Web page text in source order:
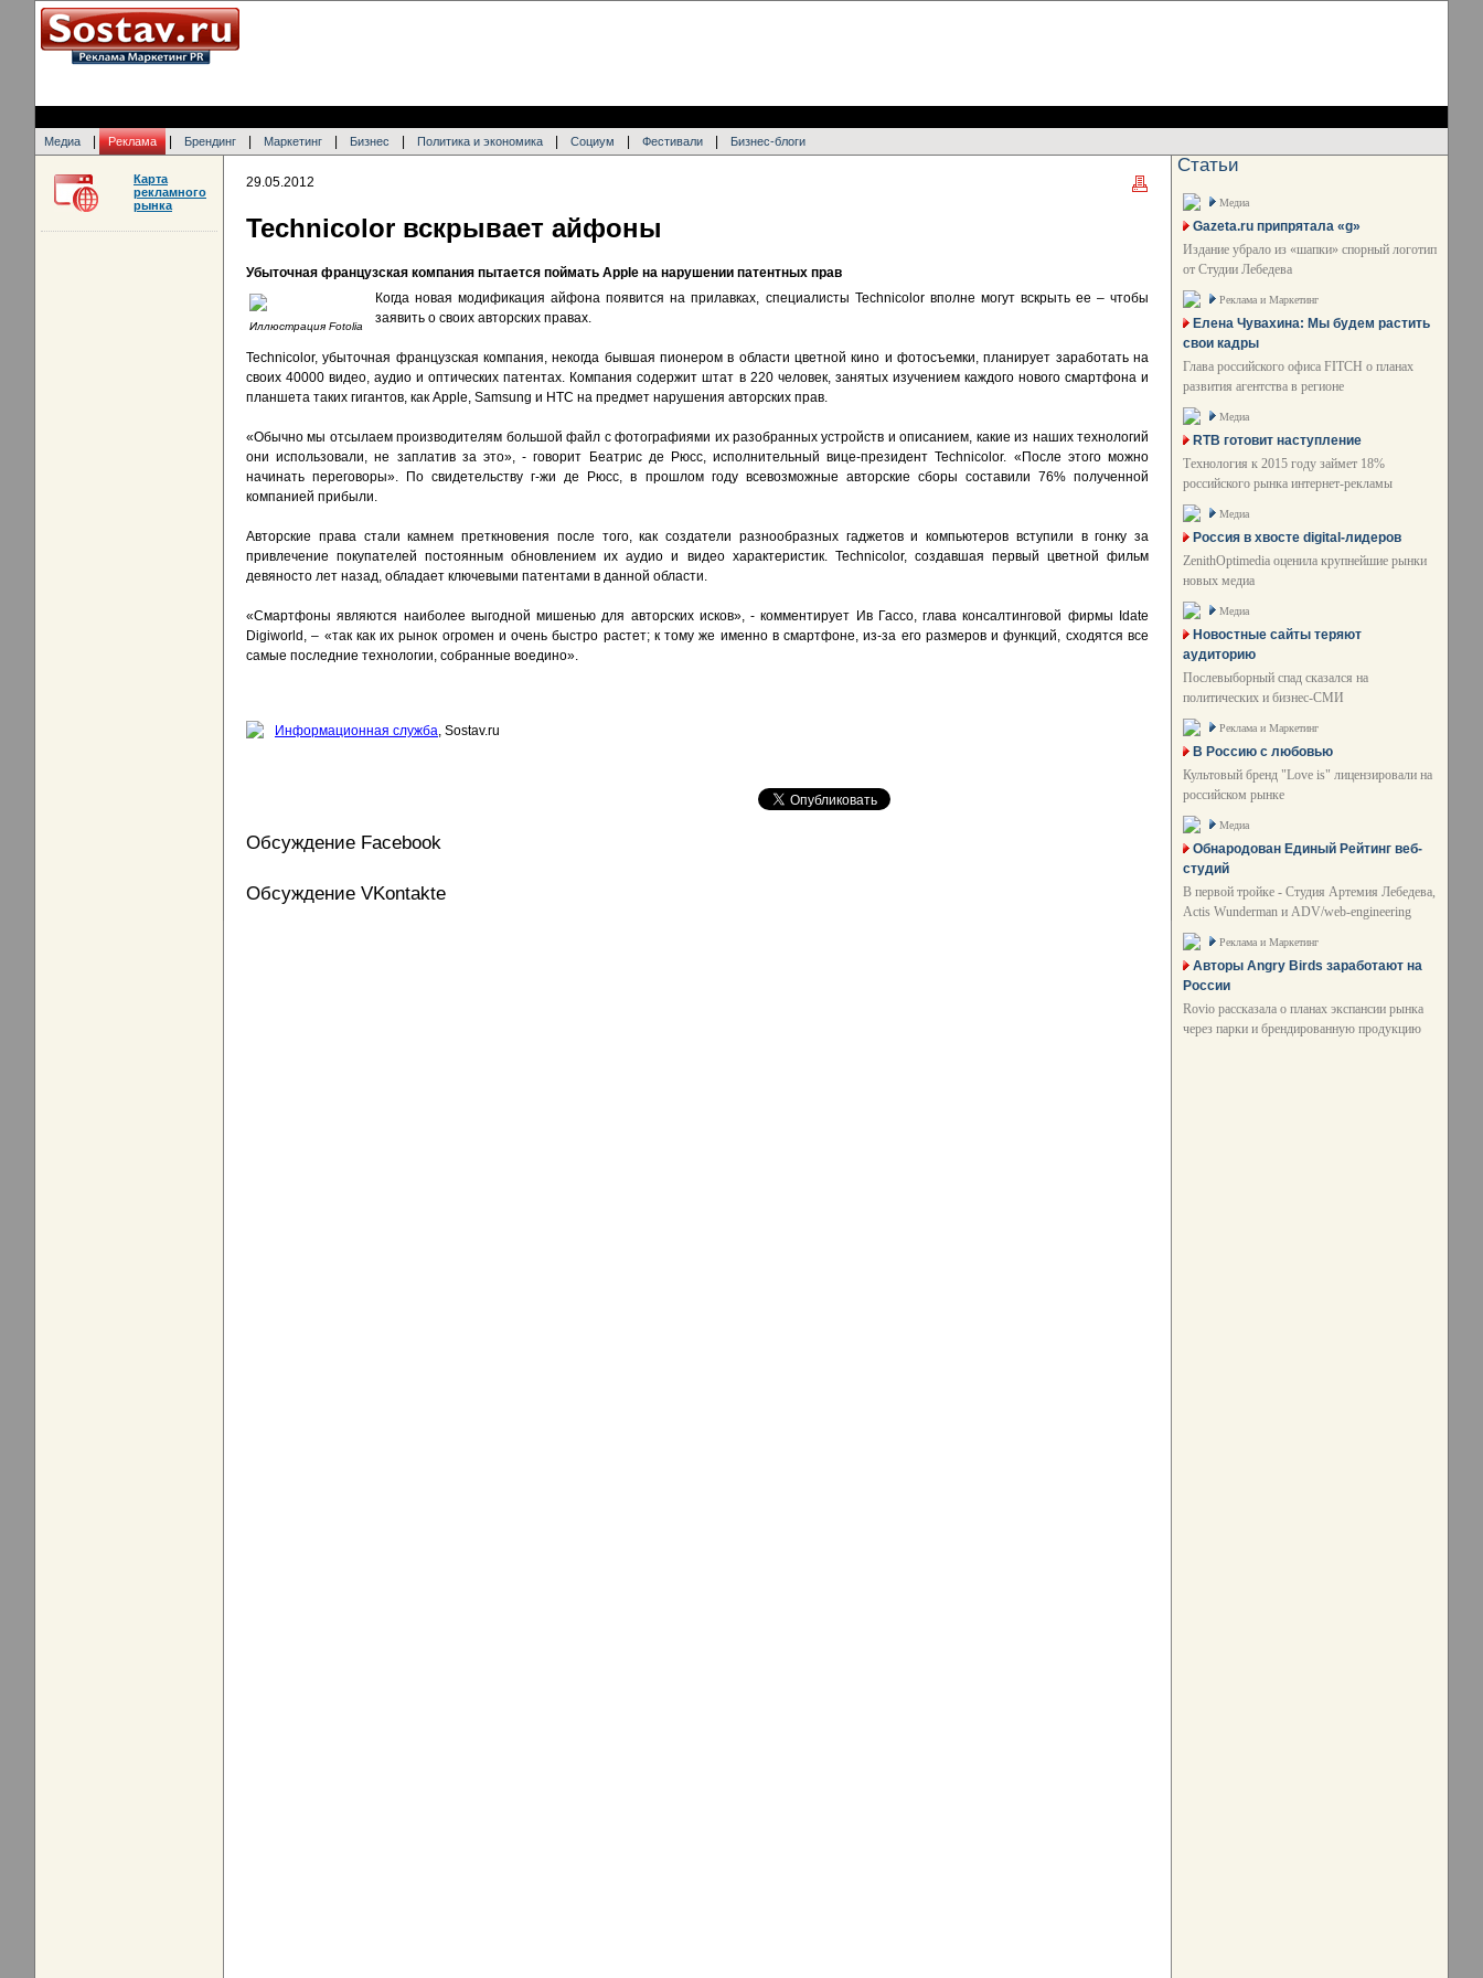
Медиа Реклама Брендинг Маркетинг Бизнес Политика и экономика Социум Фестивали Бизнес-блоги
29.05.2012
Technicolor вскрывает айфоны
Убыточная французская компания пытается поймать Apple на нарушении патентных прав
Иллюстрация Fotolia
Когда новая модификация айфона появится на прилавках, специалисты Technicolor вполне могут вскрыть ее – чтобы
заявить о своих авторских правах.
Technicolor, убыточная французская компания, некогда бывшая пионером в области цветной кино и фотосъемки, планирует заработать на
своих 40000 видео, аудио и оптических патентах. Компания содержит штат в 220 человек, занятых изучением каждого нового смартфона и
планшета таких гигантов, как Apple, Samsung и HTC на предмет нарушения авторских прав.
«Обычно мы отсылаем производителям большой файл с фотографиями их разобранных устройств и описанием, какие из наших технологий
они использовали, не заплатив за это», - говорит Беатрис де Рюсс, исполнительный вице-президент Technicolor. «После этого можно
начинать переговоры». По свидетельству г-жи де Рюсс, в прошлом году всевозможные авторские сборы составили 76% полученной
компанией прибыли.
Авторские права стали камнем преткновения после того, как создатели разнообразных гаджетов и компьютеров вступили в гонку за
привлечение покупателей постоянным обновлением их аудио и видео характеристик. Technicolor, создавшая первый цветной фильм
девяносто лет назад, обладает ключевыми патентами в данной области.
«Смартфоны являются наиболее выгодной мишенью для авторских исков», - комментирует Ив Гассо, глава консалтинговой фирмы Idate
Digiworld, – «так как их рынок огромен и очень быстро растет; к тому же именно в смартфоне, из-за его размеров и функций, сходятся все
самые последние технологии, собранные воедино».
Информационная служба, Sostav.ru
Обсуждение Facebook
Обсуждение VKontakte
Карта
рекламного
рынка
Статьи
Медиа
Gazeta.ru припрятала «g»
Издание убрало из «шапки» спорный логотип
от Студии Лебедева
Реклама и Маркетинг
Елена Чувахина: Мы будем растить
свои кадры
Глава российского офиса FITCH о планах
развития агентства в регионе
Медиа
RTB готовит наступление
Технология к 2015 году займет 18%
российского рынка интернет-рекламы
Медиа
Россия в хвосте digital-лидеров
ZenithOptimedia оценила крупнейшие рынки
новых медиа
Медиа
Новостные сайты теряют
аудиторию
Послевыборный спад сказался на
политических и бизнес-СМИ
Реклама и Маркетинг
В Россию с любовью
Культовый бренд "Love is" лицензировали на
российском рынке
Медиа
Обнародован Единый Рейтинг веб-
студий
В первой тройке - Студия Артемия Лебедева,
Actis Wunderman и ADV/web-engineering
Реклама и Маркетинг
Авторы Angry Birds заработают на
России
Rovio рассказала о планах экспансии рынка
через парки и брендированную продукцию